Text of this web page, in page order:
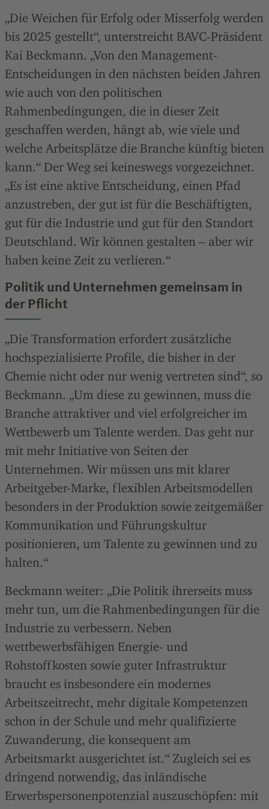
„Die Weichen für Erfolg oder Misserfolg werden
bis 2025 gestellt“, unterstreicht BAVC-Präsident
Kai Beckmann. „Von den Management-
Entscheidungen in den nächsten beiden Jahren
wie auch von den politischen
Rahmenbedingungen, die in dieser Zeit
geschaffen werden, hängt ab, wie viele und
welche Arbeitsplätze die Branche künftig bieten
kann.“ Der Weg sei keineswegs vorgezeichnet.
„Es ist eine aktive Entscheidung, einen Pfad
anzustreben, der gut ist für die Beschäftigten,
gut für die Industrie und gut für den Standort
Deutschland. Wir können gestalten – aber wir
haben keine Zeit zu verlieren.“
Politik und Unternehmen gemeinsam in
der Pflicht
„Die Transformation erfordert zusätzliche
hochspezialisierte Profile, die bisher in der
Chemie nicht oder nur wenig vertreten sind“, so
Beckmann. „Um diese zu gewinnen, muss die
Branche attraktiver und viel erfolgreicher im
Wettbewerb um Talente werden. Das geht nur
mit mehr Initiative von Seiten der
Unternehmen. Wir müssen uns mit klarer
Arbeitgeber-Marke, flexiblen Arbeitsmodellen
besonders in der Produktion sowie zeitgemäßer
Kommunikation und Führungskultur
positionieren, um Talente zu gewinnen und zu
halten.“
Beckmann weiter: „Die Politik ihrerseits muss
mehr tun, um die Rahmenbedingungen für die
Industrie zu verbessern. Neben
wettbewerbsfähigen Energie- und
Rohstoffkosten sowie guter Infrastruktur
braucht es insbesondere ein modernes
Arbeitszeitrecht, mehr digitale Kompetenzen
schon in der Schule und mehr qualifizierte
Zuwanderung, die konsequent am
Arbeitsmarkt ausgerichtet ist.“ Zugleich sei es
dringend notwendig, das inländische
Erwerbspersonenpotenzial auszuschöpfen: mit